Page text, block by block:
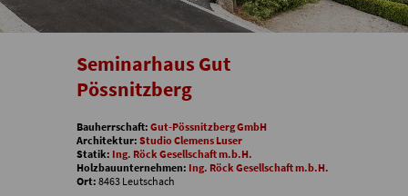
Seminarhaus Gut
Pössnitzberg
Bauherrschaft: Gut-Pössnitzberg GmbH
Architektur: Studio Clemens Luser
Statik: Ing. Röck Gesellschaft m.b.H.
Holzbauunternehmen: Ing. Röck Gesellschaft m.b.H.
Ort: 8463 Leutschach